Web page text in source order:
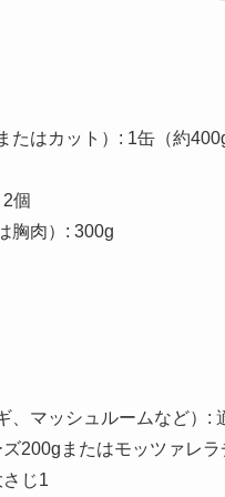
たはカット）: 1缶（約400g
個
胸肉）: 300g
、マッシュルームなど）:
200gまたはモッツァレ
じ1